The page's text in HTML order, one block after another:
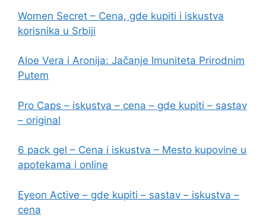
Women Secret – Cena, gde kupiti i iskustva
korisnika u Srbiji
Aloe Vera i Aronija: Jačanje Imuniteta Prirodnim
Putem
Pro Caps – iskustva – cena – gde kupiti – sastav
– original
6 pack gel – Cena i iskustva – Mesto kupovine u
apotekama i online
Eyeon Active – gde kupiti – sastav – iskustva –
cena